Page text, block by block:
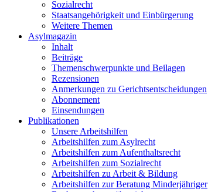
Sozialrecht
Staatsangehörigkeit und Einbürgerung
Weitere Themen
Asylmagazin
Inhalt
Beiträge
Themenschwerpunkte und Beilagen
Rezensionen
Anmerkungen zu Gerichtsentscheidungen
Abonnement
Einsendungen
Publikationen
Unsere Arbeitshilfen
Arbeitshilfen zum Asylrecht
Arbeitshilfen zum Aufenthaltsrecht
Arbeitshilfen zum Sozialrecht
Arbeitshilfen zu Arbeit & Bildung
Arbeitshilfen zur Beratung Minderjähriger